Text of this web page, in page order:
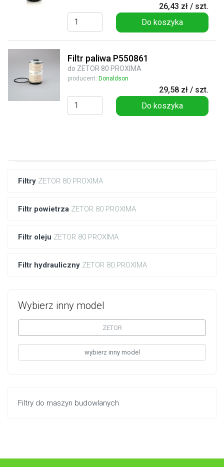
Filtry ZETOR 80 PROXIMA
Filtr powietrza ZETOR 80 PROXIMA
Filtr oleju ZETOR 80 PROXIMA
Filtr hydrauliczny ZETOR 80 PROXIMA
Wybierz inny model
ZETOR
wybierz inny model
Filtry do maszyn budowlanych
26,43 zł / szt.
Do koszyka
Filtr paliwa P550861
do ZETOR 80 PROXIMA
producent: Donaldson
29,58 zł / szt.
Do koszyka